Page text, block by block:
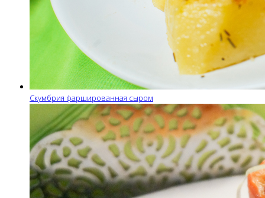
Скумбрия фаршированная сыром